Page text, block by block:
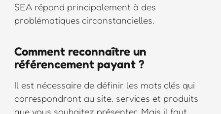
SEA répond principalement à des
problématiques circonstancielles.
Comment reconnaître un
référencement payant ?
Il est nécessaire de définir les mots clés qui
correspondront au site, services et produits
que vous souhaitez présenter. Mais il faut